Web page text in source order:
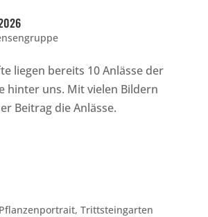
liegen bereits 10 Anlässe der
hinter uns. Mit vielen Bildern
Beitrag die Anlässe.
Pflanzenportrait, Trittsteingarten